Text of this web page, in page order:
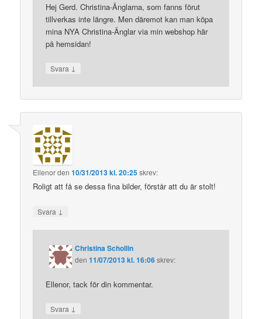
Hej Gerd. Christina-Änglarna, som fanns förut
tillverkas inte längre. Men däremot kan man köpa
mina NYA Christina-Änglar via min webshop här
på hemsidan!
Svara ↓
Ellenorden10/31/2013 kl. 20:25skrev:
Roligt att få se dessa fina bilder, förstår att du är stolt!
Svara ↓
Christina Schollin
den11/07/2013 kl. 16:06skrev:
Ellenor, tack för din kommentar.
Svara ↓